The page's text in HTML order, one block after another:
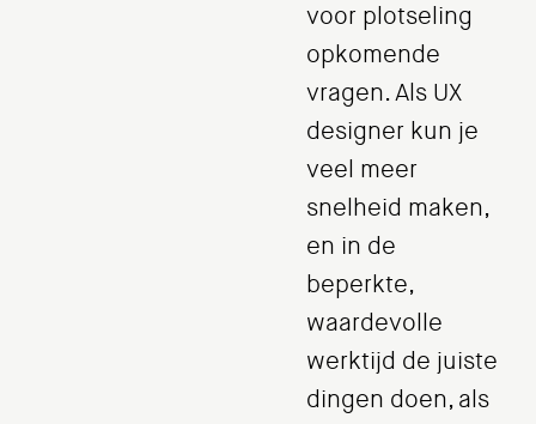
voor plotseling
opkomende
vragen. Als UX
designer kun je
veel meer
snelheid maken,
en in de
beperkte,
waardevolle
werktijd de juiste
dingen doen, als